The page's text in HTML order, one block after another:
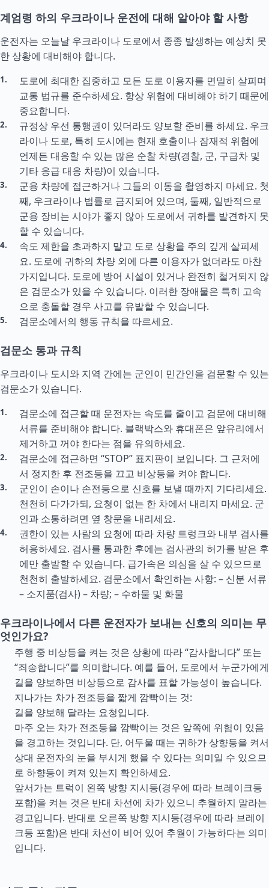
계엄령 하의 우크라이나 운전에 대해 알아야 할 사항
운전자는 오늘날 우크라이나 도로에서 종종 발생하는 예상치 못
한 상황에 대비해야 합니다.
도로에 최대한 집중하고 모든 도로 이용자를 면밀히 살피며
교통 법규를 준수하세요. 항상 위험에 대비해야 하기 때문에
중요합니다.
규정상 우선 통행권이 있더라도 양보할 준비를 하세요. 우크
라이나 도로, 특히 도시에는 현재 호출이나 잠재적 위험에
언제든 대응할 수 있는 많은 순찰 차량(경찰, 군, 구급차 및
기타 응급 대응 차량)이 있습니다.
군용 차량에 접근하거나 그들의 이동을 촬영하지 마세요. 첫
째, 우크라이나 법률로 금지되어 있으며, 둘째, 일반적으로
군용 장비는 시야가 좋지 않아 도로에서 귀하를 발견하지 못
할 수 있습니다.
속도 제한을 초과하지 말고 도로 상황을 주의 깊게 살피세
요. 도로에 귀하의 차량 외에 다른 이용자가 없더라도 마찬
가지입니다. 도로에 방어 시설이 있거나 완전히 철거되지 않
은 검문소가 있을 수 있습니다. 이러한 장애물은 특히 고속
으로 충돌할 경우 사고를 유발할 수 있습니다.
검문소에서의 행동 규칙을 따르세요.
검문소 통과 규칙
우크라이나 도시와 지역 간에는 군인이 민간인을 검문할 수 있는
검문소가 있습니다.
검문소에 접근할 때 운전자는 속도를 줄이고 검문에 대비해
서류를 준비해야 합니다. 블랙박스와 휴대폰은 앞유리에서
제거하고 꺼야 한다는 점을 유의하세요.
검문소에 접근하면 “STOP” 표지판이 보입니다. 그 근처에
서 정지한 후 전조등을 끄고 비상등을 켜야 합니다.
군인이 손이나 손전등으로 신호를 보낼 때까지 기다리세요.
천천히 다가가되, 요청이 없는 한 차에서 내리지 마세요. 군
인과 소통하려면 옆 창문을 내리세요.
권한이 있는 사람의 요청에 따라 차량 트렁크와 내부 검사를
허용하세요. 검사를 통과한 후에는 검사관의 허가를 받은 후
에만 출발할 수 있습니다. 급가속은 의심을 살 수 있으므로
천천히 출발하세요. 검문소에서 확인하는 사항: – 신분 서류
– 소지품(검사) – 차량; – 수하물 및 화물
우크라이나에서 다른 운전자가 보내는 신호의 의미는 무
엇인가요?
주행 중 비상등을 켜는 것은 상황에 따라 “감사합니다” 또는
“죄송합니다”를 의미합니다. 예를 들어, 도로에서 누군가에게
길을 양보하면 비상등으로 감사를 표할 가능성이 높습니다.
지나가는 차가 전조등을 짧게 깜빡이는 것:
길을 양보해 달라는 요청입니다.
마주 오는 차가 전조등을 깜빡이는 것은 앞쪽에 위험이 있음
을 경고하는 것입니다. 단, 어두울 때는 귀하가 상향등을 켜서
상대 운전자의 눈을 부시게 했을 수 있다는 의미일 수 있으므
로 하향등이 켜져 있는지 확인하세요.
앞서가는 트럭이 왼쪽 방향 지시등(경우에 따라 브레이크등
포함)을 켜는 것은 반대 차선에 차가 있으니 추월하지 말라는
경고입니다. 반대로 오른쪽 방향 지시등(경우에 따라 브레이
크등 포함)은 반대 차선이 비어 있어 추월이 가능하다는 의미
입니다.